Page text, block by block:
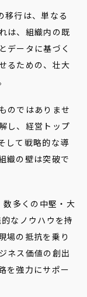
行は、単なる
は、組織内の既
データに基づく
るための、壮大
のではありませ
し、経営トップ
して戦略的な導
織の壁は突破で
多くの中堅・大
なノウハウを持
場の抵抗を乗り
ネス価値の創出
を強力にサポー